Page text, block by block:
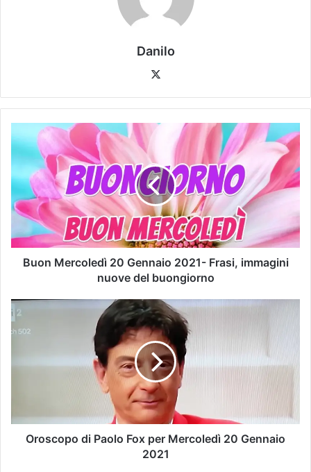
Danilo
Buon Mercoledì 20 Gennaio 2021- Frasi, immagini
nuove del buongiorno
Oroscopo di Paolo Fox per Mercoledì 20 Gennaio
2021